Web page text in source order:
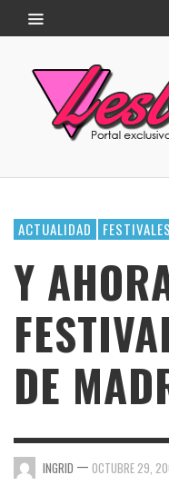
ACTUALIDAD FESTIVALES
Y
DE
INGRID — OCTUBRE 29,